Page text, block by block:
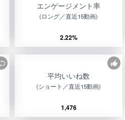
エンゲージメント率
(ロング／直近15動画)
2.22%
平均いいね数
(ショート／直近15動画)
1,476